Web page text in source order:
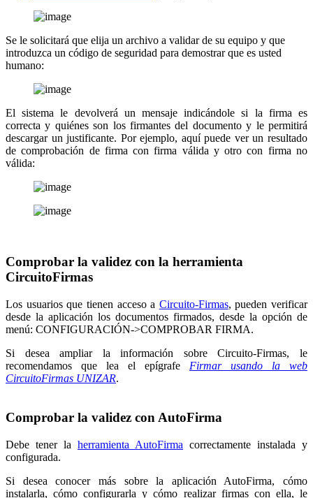
Se le solicitará que elija un archivo a validar de su equipo y que
introduzca un código de seguridad para demostrar que es usted
humano:
El sistema le devolverá un mensaje indicándole si la firma es
correcta y quiénes son los firmantes del documento y le permitirá
descargar un justificante. Por ejemplo, aquí puede ver un resultado
de comprobación de firma con firma válida y otro con firma no
válida:
Comprobar la validez con la herramienta
CircuitoFirmas
Los usuarios que tienen acceso a Circuito-Firmas, pueden verificar
desde la aplicación los documentos firmados, desde la opción de
menú: CONFIGURACIÓN->COMPROBAR FIRMA.
Si desea ampliar la información sobre Circuito-Firmas, le
recomendamos que lea el epígrafe Firmar usando la web
CircuitoFirmas UNIZAR.
Comprobar la validez con AutoFirma
Debe tener la herramienta AutoFirma correctamente instalada y
configurada.
Si desea conocer más sobre la aplicación AutoFirma, cómo
instalarla, cómo configurarla y cómo realizar firmas con ella, le